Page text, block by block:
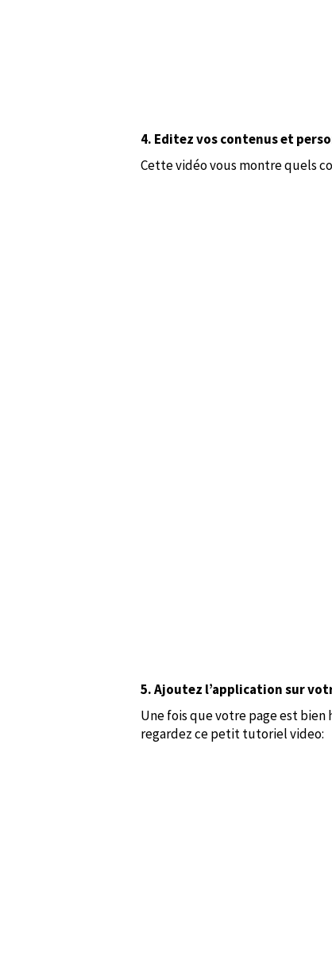
4. Editez vos contenus et
Cette vidéo vous montre quels
5. Ajoutez l’application sur
Une fois que votre page est
regardez ce petit tutoriel video: